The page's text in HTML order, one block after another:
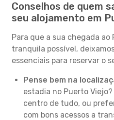
Conselhos de quem
seu alojamento em
Para que a sua chegada ao
tranquila possível,
essenciais para reservar o
Pense bem na
estadia no Puerto
centro de tudo, ou
com bons acessos a